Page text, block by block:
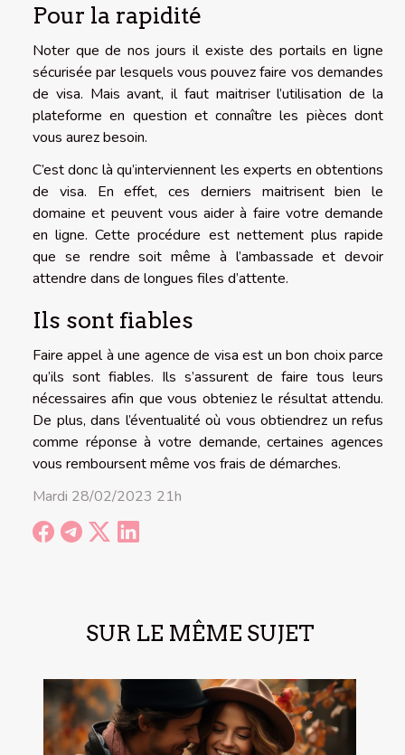
SUR LE MÊME SUJET
Pour la rapidité
Noter que de nos jours il existe des portails en ligne
sécurisée par lesquels vous pouvez faire vos demandes
de visa. Mais avant, il faut maitriser l’utilisation de la
plateforme en question et connaître les pièces dont
vous aurez besoin.
C’est donc là qu’interviennent les experts en obtentions
de visa. En effet, ces derniers maitrisent bien le
domaine et peuvent vous aider à faire votre demande
en ligne. Cette procédure est nettement plus rapide
que se rendre soit même à l’ambassade et devoir
attendre dans de longues files d’attente.
Ils sont fiables
Faire appel à une agence de visa est un bon choix parce
qu’ils sont fiables. Ils s’assurent de faire tous leurs
nécessaires afin que vous obteniez le résultat attendu.
De plus, dans l’éventualité où vous obtiendrez un refus
comme réponse à votre demande, certaines agences
vous remboursent même vos frais de démarches.
Mardi 28/02/2023 21h